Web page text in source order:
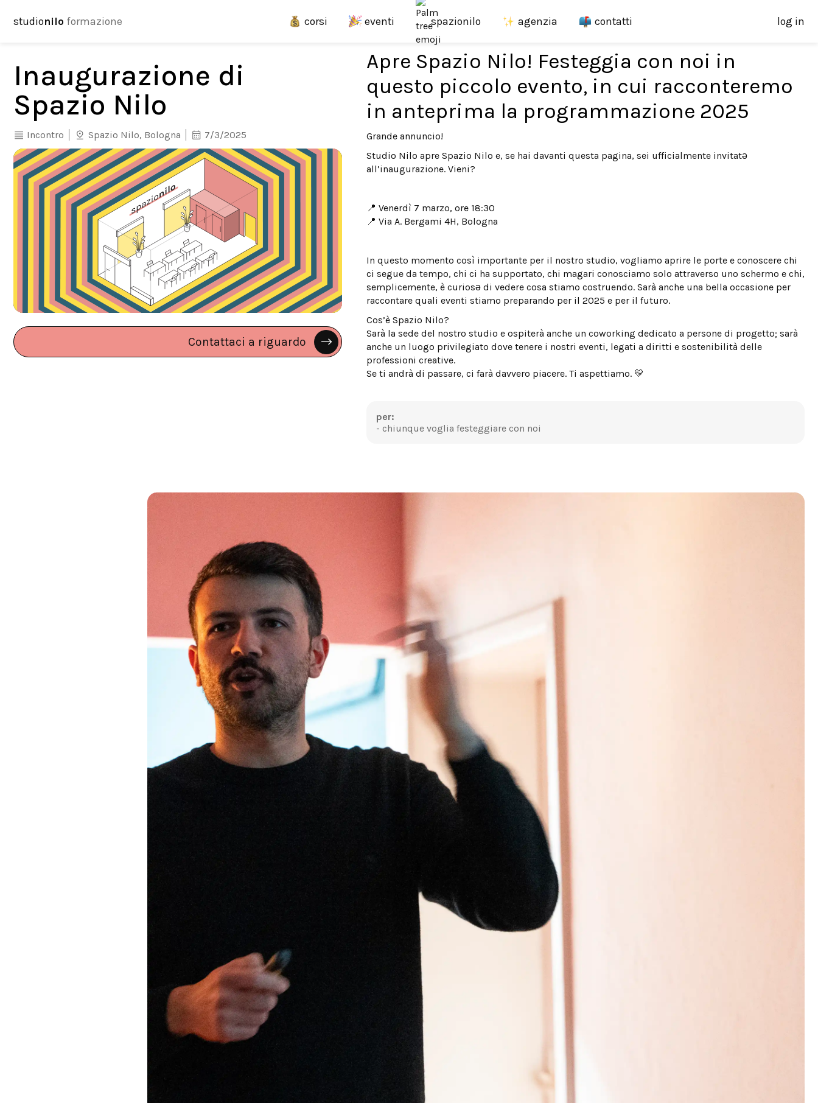
studionilo formazione corsi eventi spazionilo agenzia contatti log in
Inaugurazione di
Spazio Nilo
Incontro Spazio Nilo, Bologna 7/3/2025
Contattaci a riguardo
Apre Spazio Nilo! Festeggia con noi in
questo piccolo evento, in cui racconteremo
in anteprima la programmazione 2025
Grande annuncio!
Studio Nilo apre Spazio Nilo e, se hai davanti questa pagina, sei ufficialmente invitatə
all’inaugurazione. Vieni?
📍 Venerdì 7 marzo, ore 18:30
📍 Via A. Bergami 4H, Bologna
In questo momento così importante per il nostro studio, vogliamo aprire le porte e conoscere chi
ci segue da tempo, chi ci ha supportato, chi magari conosciamo solo attraverso uno schermo e chi,
semplicemente, è curiosə di vedere cosa stiamo costruendo. Sarà anche una bella occasione per
raccontare quali eventi stiamo preparando per il 2025 e per il futuro.
Cos’è Spazio Nilo?
Sarà la sede del nostro studio e ospiterà anche un coworking dedicato a persone di progetto; sarà
anche un luogo privilegiato dove tenere i nostri eventi, legati a diritti e sostenibilità delle
professioni creative.
Se ti andrà di passare, ci farà davvero piacere. Ti aspettiamo. 💛
per:
- chiunque voglia festeggiare con noi